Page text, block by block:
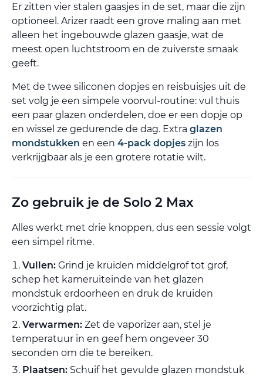
Er zitten vier stalen gaasjes in de set, maar die zijn
optioneel. Arizer raadt een grove maling aan met
alleen het ingebouwde glazen gaasje, wat de
meest open luchtstroom en de zuiverste smaak
geeft.
Met de twee siliconen dopjes en reisbuisjes uit de
set volg je een simpele voorvul-routine: vul thuis
een paar glazen onderdelen, doe er een dopje op
en wissel ze gedurende de dag. Extra glazen
mondstukken en een 4-pack dopjes zijn los
verkrijgbaar als je een grotere rotatie wilt.
Zo gebruik je de Solo 2 Max
Alles werkt met drie knoppen, dus een sessie volgt
een simpel ritme.
Vullen: Grind je kruiden middelgrof tot grof,
schep het kameruiteinde van het glazen
mondstuk erdoorheen en druk de kruiden
voorzichtig plat.
Verwarmen: Zet de vaporizer aan, stel je
temperatuur in en geef hem ongeveer 30
seconden om die te bereiken.
Plaatsen: Schuif het gevulde glazen mondstuk